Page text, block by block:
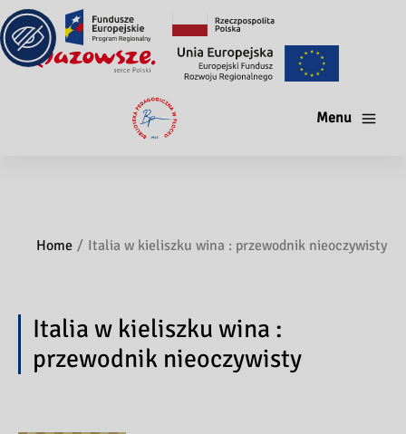
Menu
Home Italia w kieliszku wina : przewodnik nieoczywisty
Italia w kieliszku wina :
przewodnik nieoczywisty